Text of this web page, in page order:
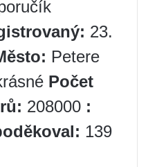
23.
Petere
Počet
208000 :
139